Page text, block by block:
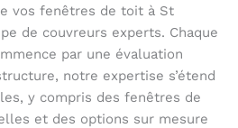
vos fenêtres de toit à St
de couvreurs experts. Chaque
par une évaluation
notre expertise s’étend
y compris des fenêtres de
et des options sur mesure